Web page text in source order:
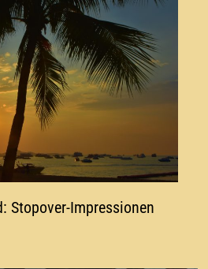
Stopover-Impressionen